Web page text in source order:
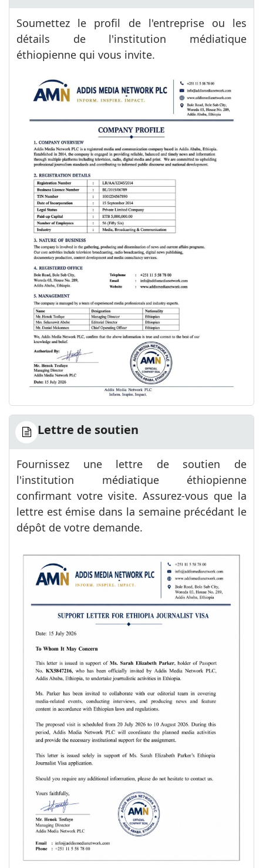
Soumettez le profil de l'entreprise ou les
détails de l'institution médiatique
éthiopienne qui vous invite.
Lettre de soutien
Fournissez une lettre de soutien de
l'institution médiatique éthiopienne
confirmant votre visite. Assurez-vous que la
lettre est émise dans la semaine précédant le
dépôt de votre demande.